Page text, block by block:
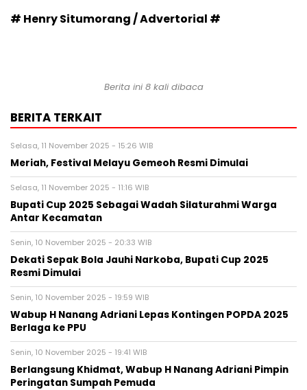
# Henry Situmorang / Advertorial #
Berita ini 8 kali dibaca
BERITA TERKAIT
Selasa, 11 November 2025 - 15:26 WIB
Meriah, Festival Melayu Gemeoh Resmi Dimulai
Selasa, 11 November 2025 - 11:16 WIB
Bupati Cup 2025 Sebagai Wadah Silaturahmi Warga
Antar Kecamatan
Senin, 10 November 2025 - 20:33 WIB
Dekati Sepak Bola Jauhi Narkoba, Bupati Cup 2025
Resmi Dimulai
Senin, 10 November 2025 - 19:59 WIB
Wabup H Nanang Adriani Lepas Kontingen POPDA 2025
Berlaga ke PPU
Senin, 10 November 2025 - 19:41 WIB
Berlangsung Khidmat, Wabup H Nanang Adriani Pimpin
Peringatan Sumpah Pemuda